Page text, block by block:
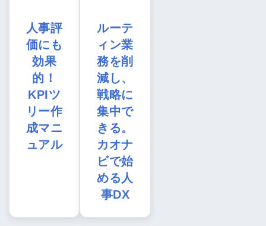
人事評
価にも
効果
的！
KPIツ
リー作
成マニ
ュアル
ルーテ
ィン業
務を削
減し、
戦略に
集中で
きる。
カオナ
ビで始
める人
事DX